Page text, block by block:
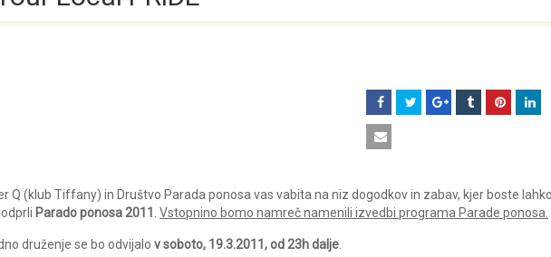
Q (klub Tiffany) in Društvo Parada ponosa vas vabita na niz dogodkov in zabav, kjer boste
Parado ponosa 2011 Vstopnino bomo namreč namenili izvedbi programa Parade ponosa.
druženje se bo odvijalo v soboto, 19.3.2011, od 23h dalje